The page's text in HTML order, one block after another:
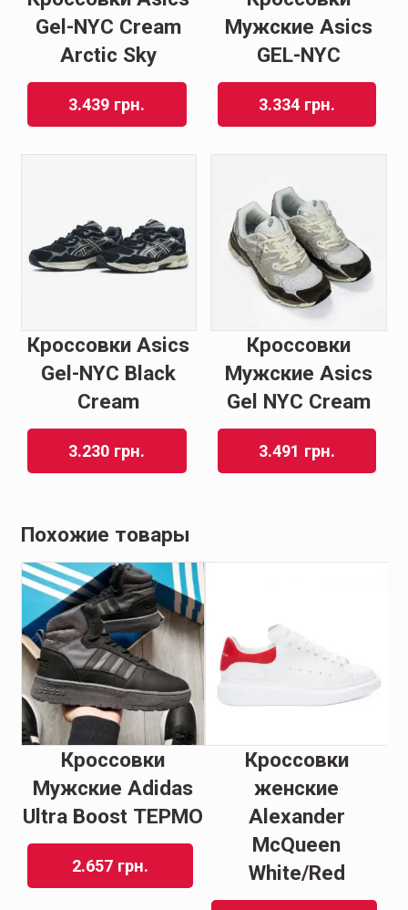
Gel-NYC Cream
Arctic Sky
3.439 грн.
Мужские Asics
GEL-NYC
3.334 грн.
Кроссовки Asics
Gel-NYC Black
Cream
3.230 грн.
Кроссовки
Мужские Asics
Gel NYC Cream
3.491 грн.
Похожие товары
Кроссовки
Мужские Adidas
Ultra Boost ТЕРМО
2.657 грн.
Кроссовки
женские
Alexander
McQueen
White/Red